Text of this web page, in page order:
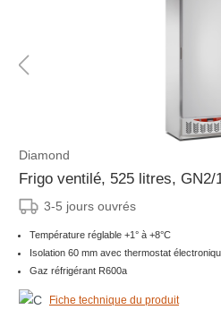
Diamond
Frigo ventilé, 525 litres, GN2/
3-5 jours ouvrés
Température réglable +1° à +8°C
Isolation 60 mm avec thermostat
Gaz réfrigérant R600a
Fiche technique du produit